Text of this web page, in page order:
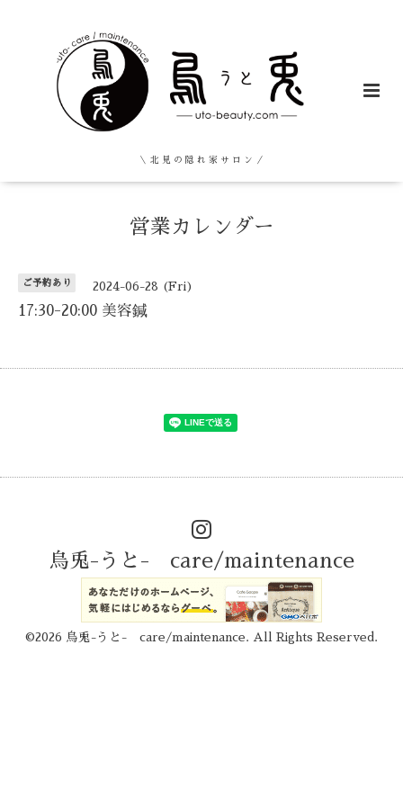
＼ 北 見 の 隠 れ 家 サ ロ ン ／
営業カレンダー
ご予約あり 2024-06-28 (Fri)
17:30-20:00 美容鍼
烏兎-うと- care/maintenance
©2026 烏兎-うと- care/maintenance . All Rights Reserved.